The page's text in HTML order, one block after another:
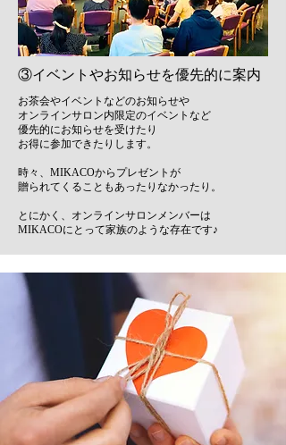
③イベントやお知らせを優先的に案内
お茶会やイベントなどのお知らせや
オンラインサロン内限定のイベントなど
優先的にお知らせを受けたり
お得に参加できたりします。
時々、MIKACOからプレゼントが
贈られてくることもあったりなかったり。
とにかく、オンラインサロンメンバーは
MIKACOにとって家族のような存在です♪